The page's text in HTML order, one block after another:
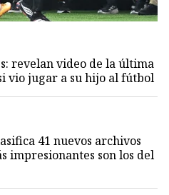
revelan video de la última
vio jugar a su hijo al fútbol
41 nuevos archivos
impresionantes son los del